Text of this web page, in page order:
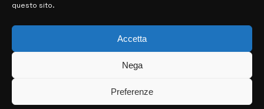
questo sito.
Accetta
Nega
Preferenze
> NOTIZIE
> CONTATTI